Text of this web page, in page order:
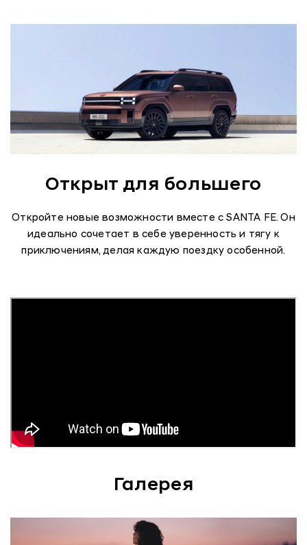
Открыт для большего
Откройте новые возможности вместе с SANTA FE. Он
идеально сочетает в себе уверенность и тягу к
приключениям, делая каждую поездку особенной.
Галерея